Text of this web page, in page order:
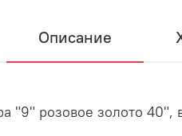
Описание
"9" розовое золото 40",